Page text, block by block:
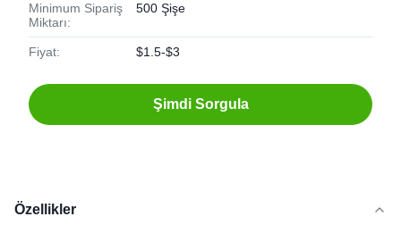
Minimum Sipariş
Miktarı:
500 Şişe
Fiyat: $1.5-$3
Şimdi Sorgula
Özellikler